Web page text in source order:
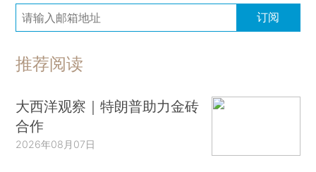
订阅
推荐阅读
大西洋观察｜特朗普助力金砖
合作
2026年08月07日